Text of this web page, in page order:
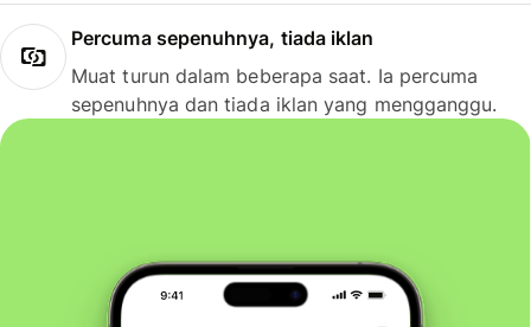
Percuma sepenuhnya, tiada iklan
Muat turun dalam beberapa saat. Ia percuma
sepenuhnya dan tiada iklan yang mengganggu.